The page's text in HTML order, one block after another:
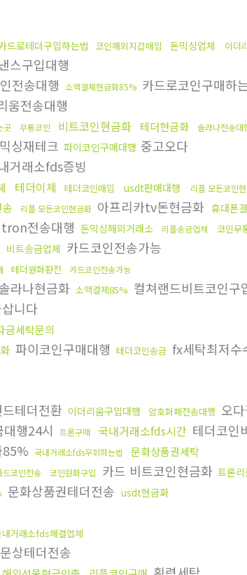
드로테더구입하는법 코인해외지갑매입 돈믹싱업체 이더
스구입대행
전송대행 소액결제현금화85% 카드로코인구매하
움전송대행
곳 무통코인 비트코인현금화 테더현금화 솔라나전송대
믹싱재테크 파이코인구매대행 중고오다
거래소fds증빙
테더이체 테더코인매입 usdt판매대행 리플 모든코인
리플 모든코인현금화 아프리카tv돈현금화 휴대폰
tron전송대행 돈믹싱해외거래소 리플송금업체 코인무
비트송금업체 카드코인전송가능
테더원화환전 카드코인전송가능
솔라나현금화 소액결제85% 컬쳐랜드비트코인구
니다
금세탁문의
파이코인구매대행 테더코인송금 fx세탁최저수
테더전환 이더리움구입대행 암호화폐전송대행 오
행24시 트론구매 국내거래소fds시간 테더코인
85% 국내거래소fds우회하는법 문화상품권세탁
드코인전송 코인원화구입 카드 비트코인현금화 트론
문화상품권테더전송 usdt현금화
내거래소fds해결업체
문상테더전송